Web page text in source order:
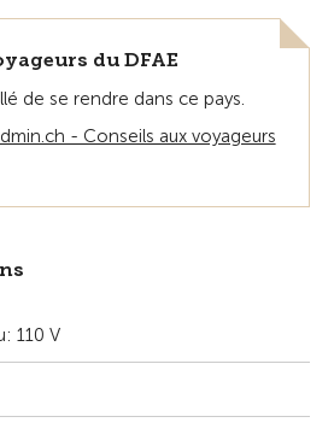
du DFAE
de se rendre dans ce pays.
- Conseils aux voyageurs
110 V